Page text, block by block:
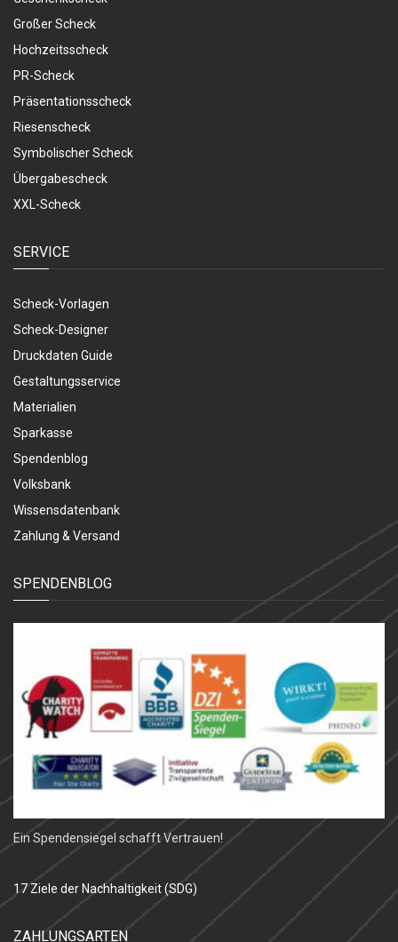
Großer Scheck
Hochzeitsscheck
PR-Scheck
Präsentationsscheck
Riesenscheck
Symbolischer Scheck
Übergabescheck
XXL-Scheck
SERVICE
Scheck-Vorlagen
Scheck-Designer
Druckdaten Guide
Gestaltungsservice
Materialien
Sparkasse
Spendenblog
Volksbank
Wissensdatenbank
Zahlung & Versand
SPENDENBLOG
Ein Spendensiegel schafft Vertrauen!
17 Ziele der Nachhaltigkeit (SDG)
ZAHLUNGSARTEN